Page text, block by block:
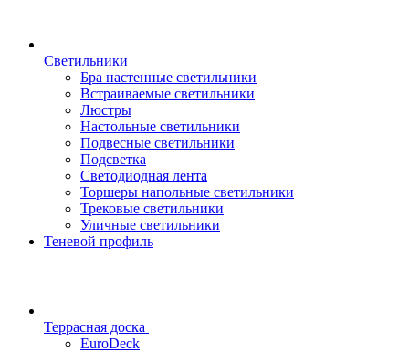
Светильники
Бра настенные светильники
Встраиваемые светильники
Люстры
Настольные светильники
Подвесные светильники
Подсветка
Светодиодная лента
Торшеры напольные светильники
Трековые светильники
Уличные светильники
Теневой профиль
Террасная доска
EuroDeck